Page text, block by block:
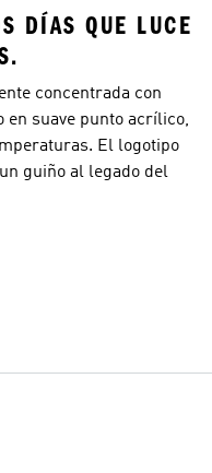
DÍAS QUE LUCE
concentrada con
en suave punto acrílico,
El logotipo
guiño al legado del